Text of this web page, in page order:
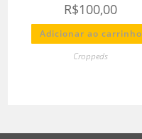
R$100,00
Adicionar ao carrinho
Croppeds